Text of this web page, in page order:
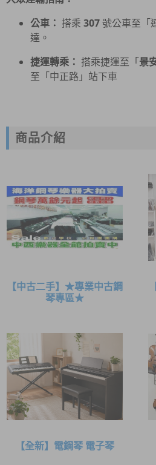
公車： 搭乘 307號公車至「
達。
捷運轉乘： 搭乘捷運至「景
至「中正路」站下車
商品介紹
【中古二手】★專業中古鋼
琴專區★
【全新】電鋼琴 電子琴